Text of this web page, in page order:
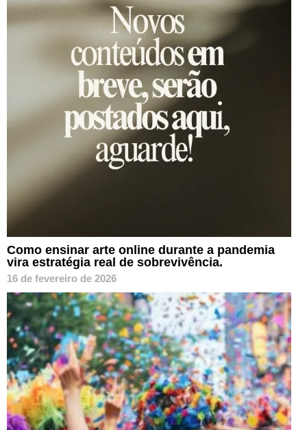
Como ensinar arte online durante a pandemia
vira estratégia real de sobrevivência.
16 de fevereiro de 2026